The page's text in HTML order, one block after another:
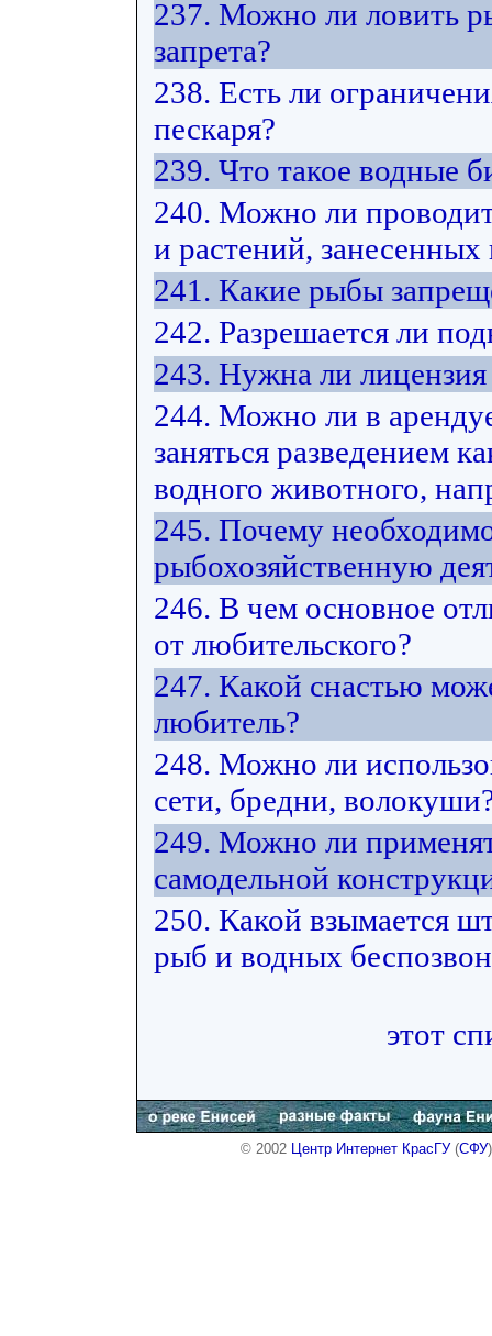
237. Можно ли ловить
запрета?
238. Есть ли
пескаря?
239. Что такое водные
240. Можно ли
и растений,
241. Какие рыбы
242. Разрешается ли
243. Нужна ли
244. Можно ли в
заняться разведением
водного животного,
245. Почему
рыбохозяйственную
246. В чем основное
от любительского?
247. Какой снастью
любитель?
248. Можно ли
сети, бредни,
249. Можно ли
самодельной
250. Какой взымается
рыб и водных
этот
© 2002 Центр Интернет КрасГУ(СФУ